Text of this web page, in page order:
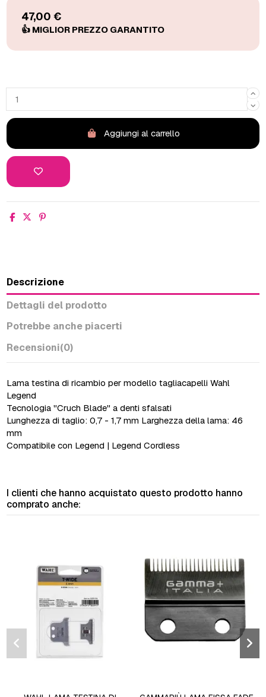
47,00 €
Aggiungi al carrello
Descrizione
Dettagli del prodotto
Potrebbe anche piacerti
Recensioni(0)
Lama testina di ricambio per modello tagliacapelli Wahl
Legend
Tecnologia "Cruch Blade" a denti sfalsati
Lunghezza di taglio: 0,7 - 1,7 mm Larghezza della lama: 46
mm
Compatibile con Legend | Legend Cordless
I clienti che hanno acquistato questo prodotto hanno
comprato anche: